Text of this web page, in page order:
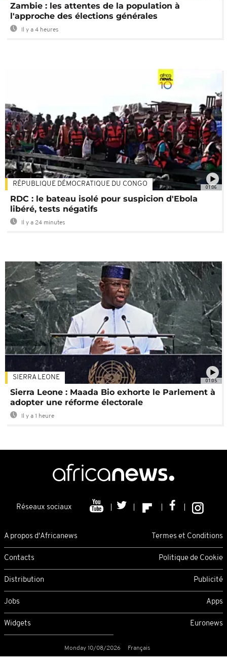
Zambie : les attentes de la population à
l'approche des élections générales
Il y a 4 heures
01:06
RÉPUBLIQUE DÉMOCRATIQUE DU CONGO
RDC : le bateau isolé pour suspicion d'Ebola
libéré, tests négatifs
Il y a 24 minutes
01:05
SIERRA LEONE
Sierra Leone : Maada Bio exhorte le Parlement à
adopter une réforme électorale
Il y a 1 heure
Réseaux sociaux
A propos d'Africanews Termes et Conditions
Contacts Politique de Cookie
Distribution Publicité
Jobs Apps
Widgets Euronews
Monday 10/08/2026